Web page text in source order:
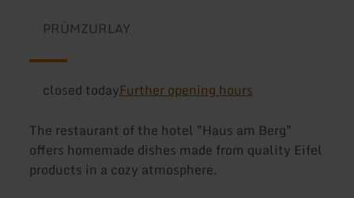
PRÜMZURLAY
closed todayFurther opening hours
The restaurant of the hotel "Haus am Berg"
offers homemade dishes made from quality Eifel
products in a cozy atmosphere.